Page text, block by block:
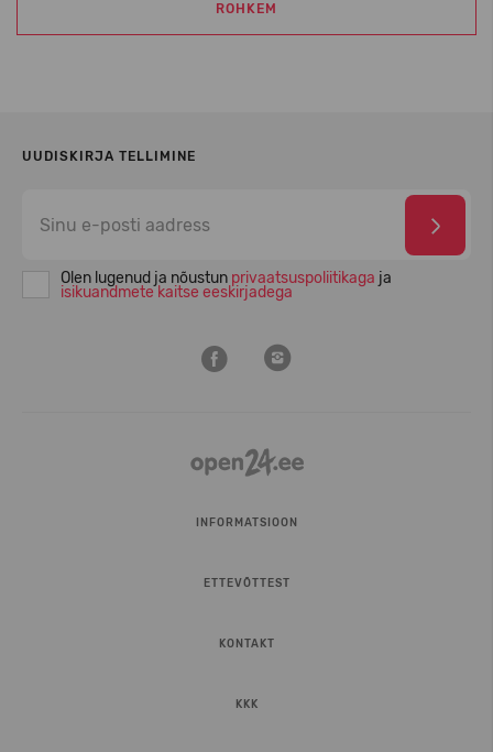
ROHKEM
UUDISKIRJA TELLIMINE
Olen lugenud ja nõustun privaatsuspoliitikaga ja
isikuandmete kaitse eeskirjadega
INFORMATSIOON
ETTEVÕTTEST
KONTAKT
KKK